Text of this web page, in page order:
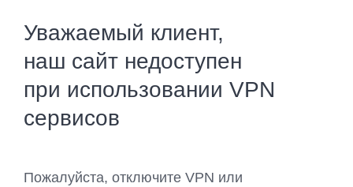
Уважаемый клиент,
наш сайт недоступен
при использовании VPN
сервисов
Пожалуйста, отключите VPN или